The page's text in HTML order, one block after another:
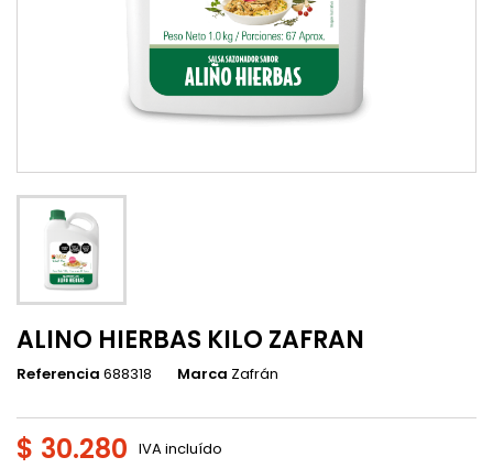
ALINO HIERBAS KILO ZAFRAN
Referencia 688318 Marca Zafrán
$ 30.280 IVA incluído